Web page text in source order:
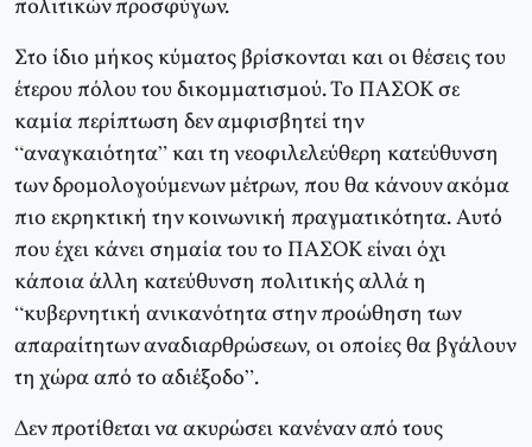
πολιτικών προσφύγων.
Στο ίδιο μήκος κύματος βρίσκονται και οι θέσεις του
έτερου πόλου του δικομματισμού. Το ΠΑΣΟΚ σε
καμία περίπτωση δεν αμφισβητεί την
“αναγκαιότητα” και τη νεοφιλελεύθερη κατεύθυνση
των δρομολογούμενων μέτρων, που θα κάνουν ακόμα
πιο εκρηκτική την κοινωνική πραγματικότητα. Αυτό
που έχει κάνει σημαία του το ΠΑΣΟΚ είναι όχι
κάποια άλλη κατεύθυνση πολιτικής αλλά η
“κυβερνητική ανικανότητα στην προώθηση των
απαραίτητων αναδιαρθρώσεων, οι οποίες θα βγάλουν
τη χώρα από το αδιέξοδο”.
Δεν προτίθεται να ακυρώσει κανέναν από τους